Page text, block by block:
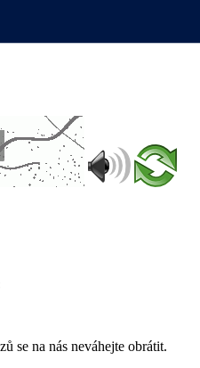
se na nás neváhejte obrátit.